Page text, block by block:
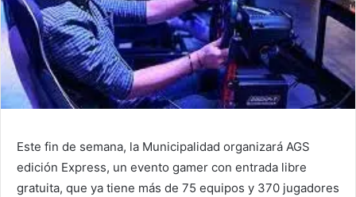
Este fin de semana, la Municipalidad organizará AGS
edición Express, un evento gamer con entrada libre
gratuita, que ya tiene más de 75 equipos y 370 jugadores